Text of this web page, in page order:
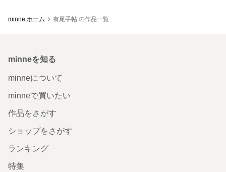
minne ホーム 有尾手帖 の作品一覧
minneを知る
minneについて
minneで買いたい
作品をさがす
ショップをさがす
ランキング
特集